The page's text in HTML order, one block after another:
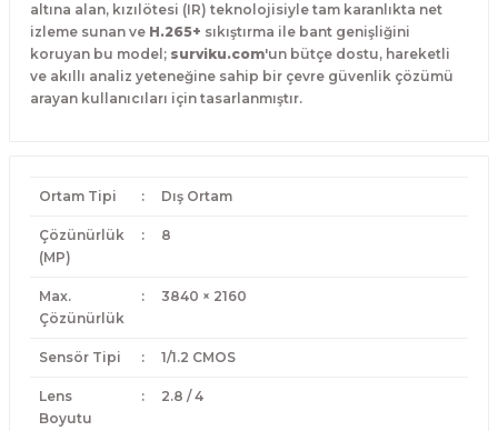
altına alan, kızılötesi (IR) teknolojisiyle tam karanlıkta net
izleme sunan ve H.265+ sıkıştırma ile bant genişliğini
koruyan bu model; surviku.com'un bütçe dostu, hareketli
ve akıllı analiz yeteneğine sahip bir çevre güvenlik çözümü
arayan kullanıcıları için tasarlanmıştır.
Ortam Tipi : Dış Ortam
Çözünürlük
(MP)
: 8
Max.
Çözünürlük
: 3840 × 2160
Sensör Tipi : 1/1.2 CMOS
Lens
Boyutu
: 2.8 / 4